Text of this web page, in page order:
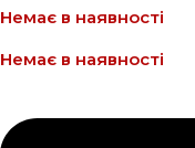
Немає в наявності
Немає в наявності